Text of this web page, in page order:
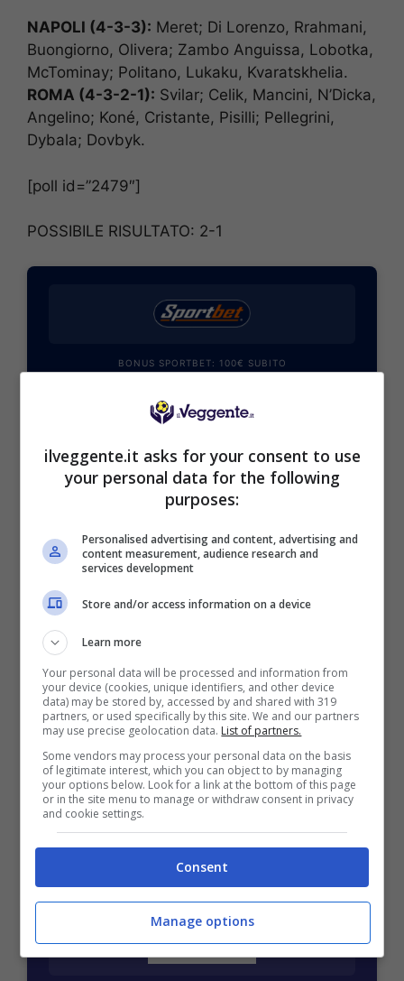
NAPOLI (4-3-3): Meret; Di Lorenzo, Rrahmani,
Buongiorno, Olivera; Zambo Anguissa, Lobotka,
McTominay; Politano, Lukaku, Kvaratskhelia.
ROMA (4-3-2-1): Svilar; Celik, Mancini, N’Dicka,
Angelino; Koné, Cristante, Pisilli; Pellegrini,
Dybala; Dovbyk.
[poll id=”2479″]
POSSIBILE RISULTATO: 2-1
BONUS SPORTBET: 100€ SUBITO
rimborso
Bonus 50€ senza deposito sport + fino a 50€ di
200€
Mostra Informazioni
BONUS BENVENUTO GOLDBET: 2.050€
Fino a 2050€ sport e casino
Per i nuovi registrati: 100% fino a 2.000€ in Bonus
Scommesse + 50% del primo deposito fino a 50€
2050€
ilveggente.it asks for your consent to use
your personal data for the following
purposes:
Personalised advertising and content, advertising and
content measurement, audience research and
services development
Store and/or access information on a device
Learn more
Your personal data will be processed and information from
your device (cookies, unique identifiers, and other device
data) may be stored by, accessed by and shared with 319
partners, or used specifically by this site. We and our partners
may use precise geolocation data. List of partners.
Some vendors may process your personal data on the basis
of legitimate interest, which you can object to by managing
your options below. Look for a link at the bottom of this page
or in the site menu to manage or withdraw consent in privacy
and cookie settings.
Consent
Manage options